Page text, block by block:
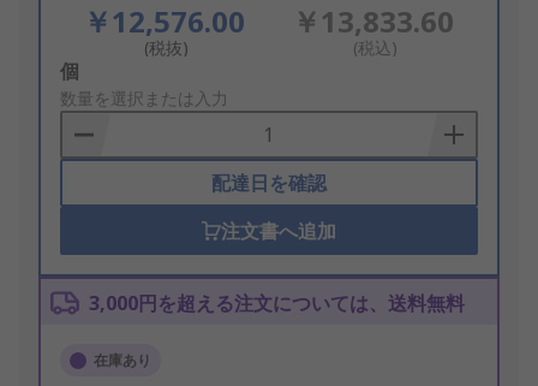
￥12,576.00
(税抜)
￥13,833.60
(税込)
Add
to
Basket
個
数量を選択または入力
配達日を確認
注文書へ追加
3,000円を超える注文については、送料無料
在庫あり